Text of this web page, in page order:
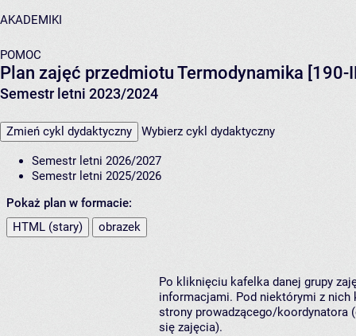
AKADEMIKI
POMOC
Plan zajęć przedmiotu Termodynamika [190-
Semestr letni 2023/2024
Zmień cykl dydaktyczny Wybierz cykl dydaktyczny
Semestr letni 2026/2027
Semestr letni 2025/2026
Pokaż plan w formacie:
HTML (stary)
obrazek
Po kliknięciu kafelka danej grupy
informacjami. Pod niektórymi z nich
strony prowadzącego/koordynatora
się zajęcia).